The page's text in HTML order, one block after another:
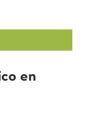
en